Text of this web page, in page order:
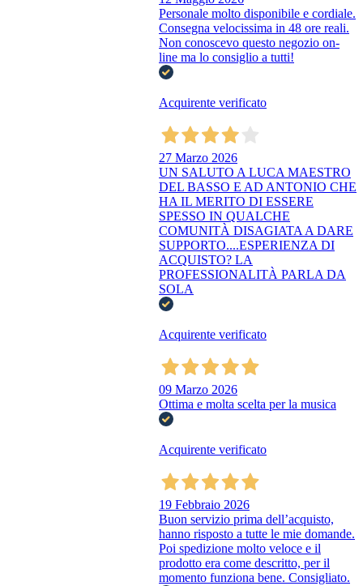
Personale molto disponibile e cordiale.
Consegna velocissima in 48 ore reali.
Non conoscevo questo negozio on-
line ma lo consiglio a tutti!
Acquirente verificato
27 Marzo 2026
UN SALUTO A LUCA MAESTRO
DEL BASSO E AD ANTONIO CHE
HA IL MERITO DI ESSERE
SPESSO IN QUALCHE
COMUNITÀ DISAGIATA A DARE
SUPPORTO....ESPERIENZA DI
ACQUISTO? LA
PROFESSIONALITÀ PARLA DA
SOLA
Acquirente verificato
09 Marzo 2026
Ottima e molta scelta per la musica
Acquirente verificato
19 Febbraio 2026
Buon servizio prima dell’acquisto,
hanno risposto a tutte le mie domande.
Poi spedizione molto veloce e il
prodotto era come descritto, per il
momento funziona bene. Consigliato.